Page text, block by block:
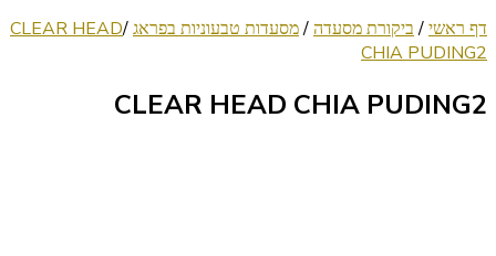
דף ראשי/ ביקורת מסעדה/מסעדות טבעוניות בפראג/
CLEAR HEAD
CHIA PUDING2
CLEAR HEAD CHIA PUDING2